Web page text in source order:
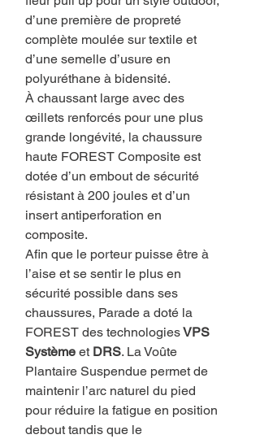
d’une première de propreté
complète moulée sur textile et
d’une semelle d’usure en
polyuréthane à bidensité.
À chaussant large avec des
œillets renforcés pour une plus
grande longévité, la chaussure
haute FOREST Composite est
dotée d’un embout de sécurité
résistant à 200 joules et d’un
insert antiperforation en
composite.
Afin que le porteur puisse être à
l’aise et se sentir le plus en
sécurité possible dans ses
chaussures, Parade a doté la
FOREST des technologiesVPS
Système et DRS. La Voûte
Plantaire Suspendue permet de
maintenir l’arc naturel du pied
pour réduire la fatigue en position
debout tandis que le